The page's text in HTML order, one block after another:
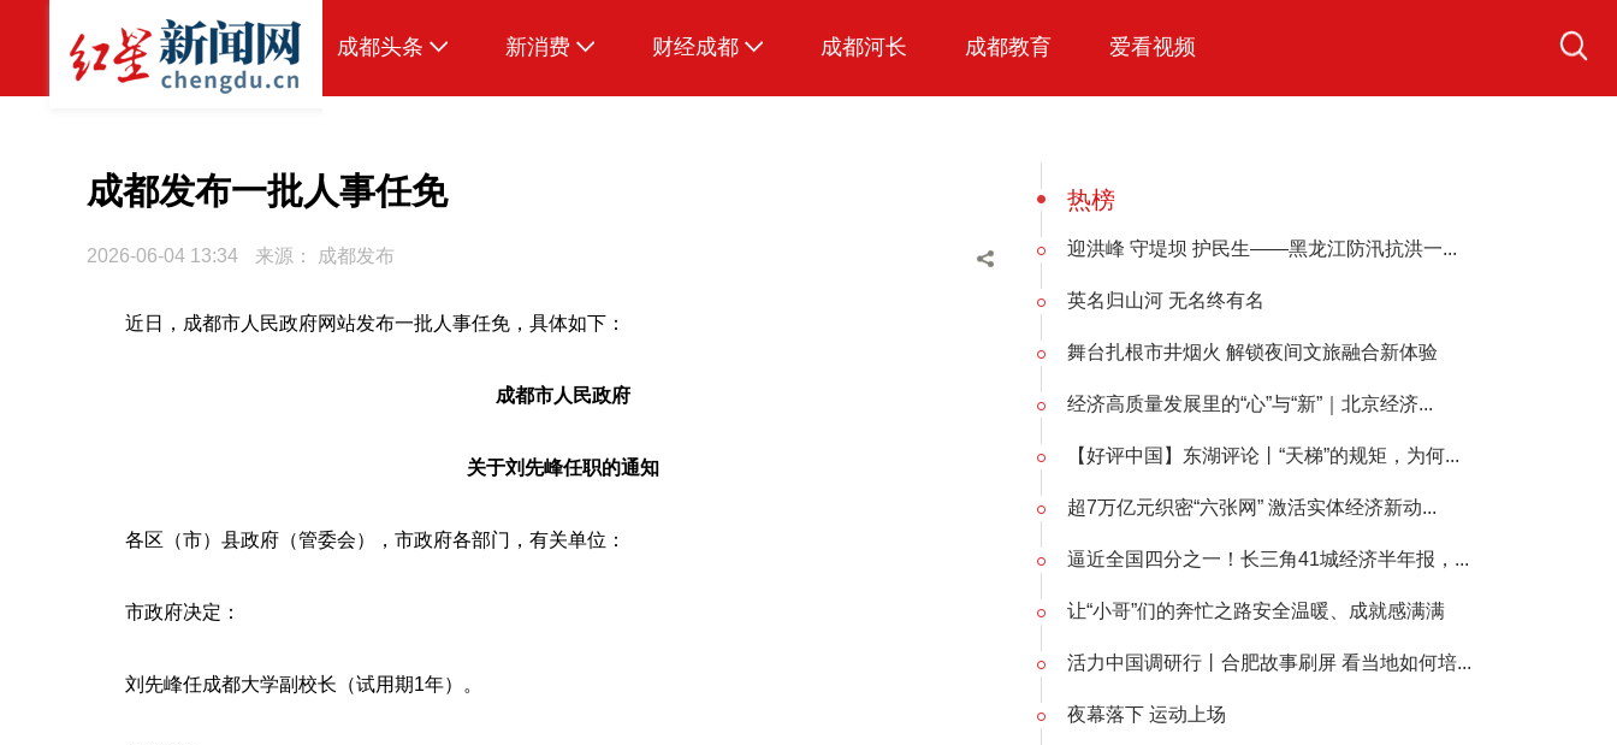
成都头条
本地
热点专题
新消费 财经成都 成都河长 成都教育 爱看视频
成都发布一批人事任免
2026-06-04 13:34 来源： 成都发布
近日，成都市人民政府网站发布一批人事任免，具体如下：
成都市人民政府
关于刘先峰任职的通知
各区（市）县政府（管委会），市政府各部门，有关单位：
市政府决定：
刘先峰任成都大学副校长（试用期1年）。
热榜
迎洪峰 守堤坝 护民生——黑龙江防汛抗洪一...
英名归山河 无名终有名
舞台扎根市井烟火 解锁夜间文旅融合新体验
经济高质量发展里的“心”与“新”｜北京经济...
【好评中国】东湖评论丨“天梯”的规矩，为何...
超7万亿元织密“六张网” 激活实体经济新动...
逼近全国四分之一！长三角41城经济半年报，...
让“小哥”们的奔忙之路安全温暖、成就感满满
活力中国调研行丨合肥故事刷屏 看当地如何培...
夜幕落下 运动上场